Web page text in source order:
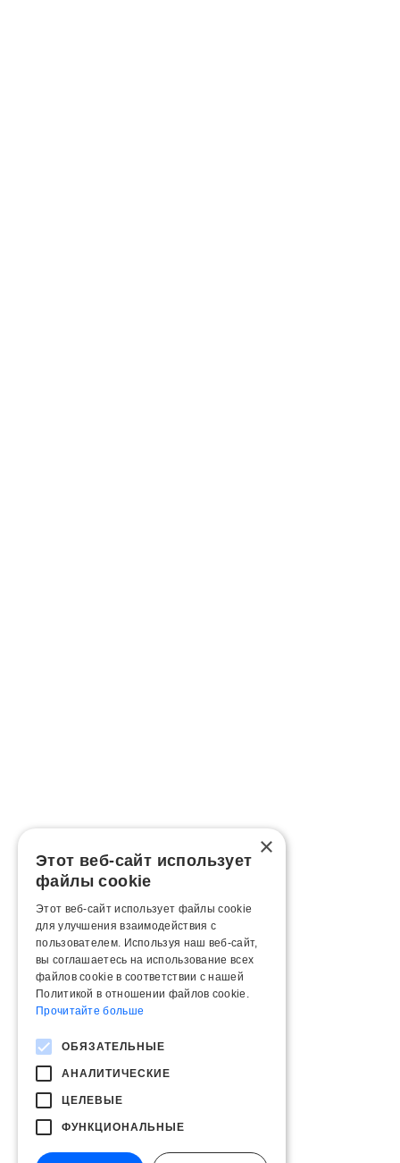
×
Этот веб-сайт использует
файлы cookie
Этот веб-сайт использует файлы cookie
для улучшения взаимодействия с
пользователем. Используя наш веб-сайт,
вы соглашаетесь на использование всех
файлов cookie в соответствии с нашей
Политикой в ​​отношении файлов cookie.
Прочитайте больше
ОБЯЗАТЕЛЬНЫЕ
АНАЛИТИЧЕСКИЕ
ЦЕЛЕВЫЕ
ФУНКЦИОНАЛЬНЫЕ